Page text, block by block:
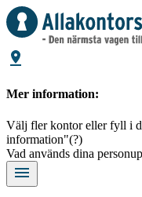
Mer information:
Välj fler kontor eller fyll i
information"(?)
Vad används dina